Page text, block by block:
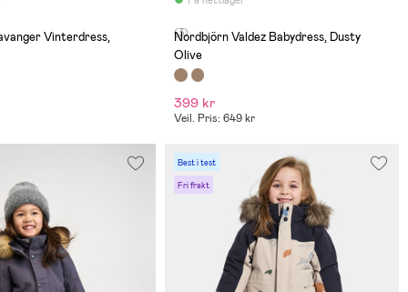
Vinterdress,
(3)
Nordbjörn Valdez Babydress, Dusty
Olive
399 kr
Veil. Pris: 649 kr
Best i test
Fri frakt